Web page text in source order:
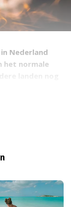
Nederland
het normale
en hoge
genoeg